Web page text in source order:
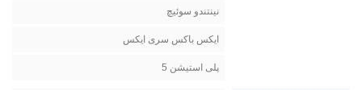
نینتندو سوئیچ
ایکس باکس سری ایکس
پلی استیشن 5